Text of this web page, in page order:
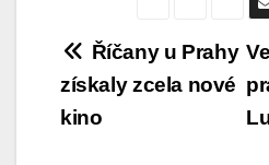
Navigace
pro
Říčany u Prahy
získaly zcela nové
kino